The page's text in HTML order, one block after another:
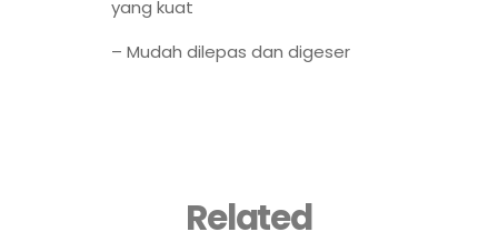
yang kuat
– Mudah dilepas dan digeser
Related